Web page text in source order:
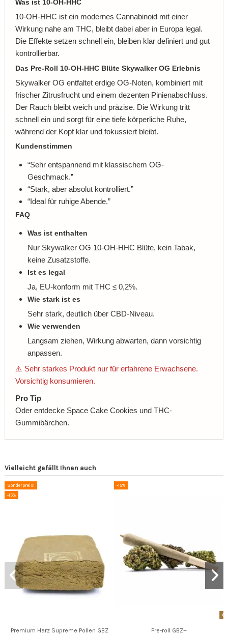
Was ist 10-OH-HHC
10-OH-HHC ist ein modernes Cannabinoid mit einer
Wirkung nahe am THC, bleibt dabei aber in Europa legal.
Die Effekte setzen schnell ein, bleiben klar definiert und gut
kontrollierbar.
Das Pre-Roll 10-OH-HHC Blüte Skywalker OG Erlebnis
Skywalker OG entfaltet erdige OG-Noten, kombiniert mit
frischer Zitrusfrucht und einem dezenten Pinienabschluss.
Der Rauch bleibt weich und präzise. Die Wirkung tritt
schnell ein und sorgt für eine tiefe körperliche Ruhe,
während der Kopf klar und fokussiert bleibt.
Kundenstimmen
“Sehr entspannend mit klassischem OG-
Geschmack.”
“Stark, aber absolut kontrolliert.”
“Ideal für ruhige Abende.”
FAQ
Was ist enthalten
Nur Skywalker OG 10-OH-HHC Blüte, kein Tabak,
keine Zusatzstoffe.
Ist es legal
Ja, EU-konform mit THC ≤ 0,2%.
Wie stark ist es
Sehr stark, deutlich über CBD-Niveau.
Wie verwenden
Langsam ziehen, Wirkung abwarten, dann vorsichtig
anpassen.
⚠️ Sehr starkes Produkt nur für erfahrene Erwachsene.
Vorsichtig konsumieren.
Pro Tip
Oder entdecke Space Cake Cookies und THC-
Gummibärchen.
Vielleicht gefällt Ihnen auch
Sonderpreis!
-15%
Premium Harz Supreme Pollen GBZ
-15%
Pre-roll GBZ+